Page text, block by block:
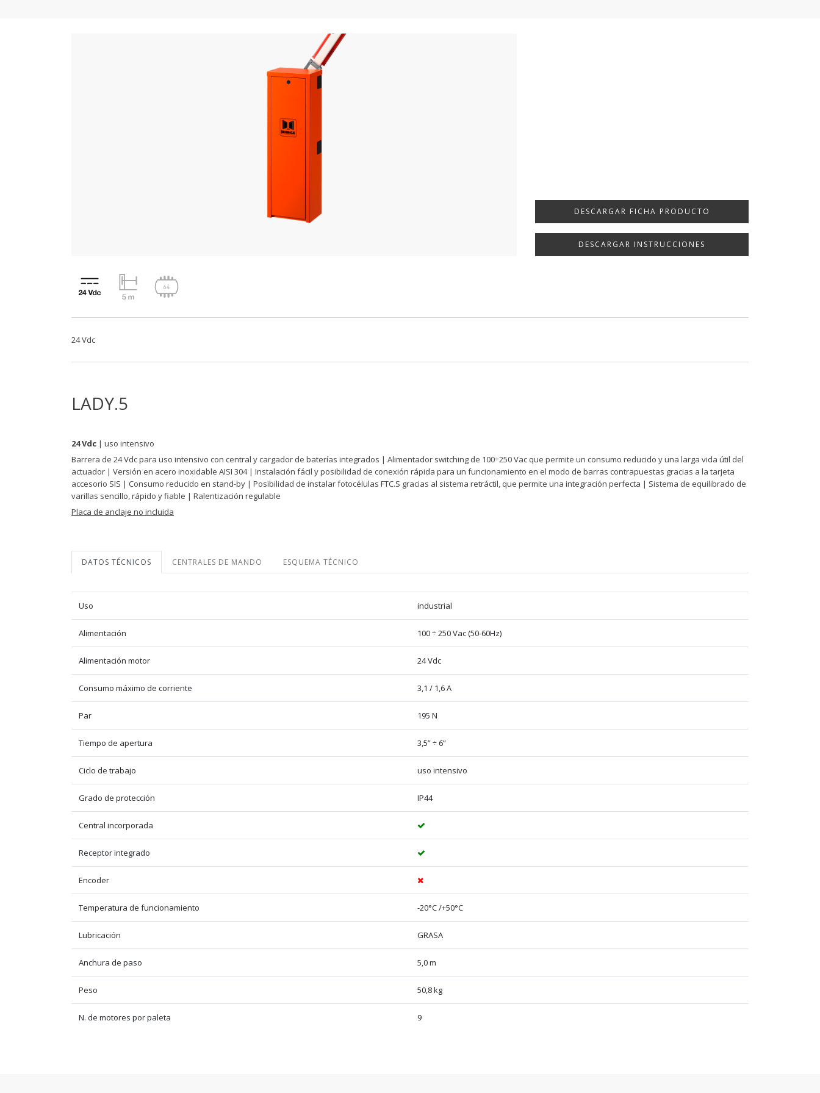
DESCARGAR FICHA PRODUCTO
DESCARGAR INSTRUCCIONES
24 Vdc
LADY.5
24 Vdc | uso intensivo
Barrera de 24 Vdc para uso intensivo con central y cargador de baterías integrados | Alimentador switching de 100÷250 Vac que permite un consumo reducido y una larga vida útil del
actuador | Versión en acero inoxidable AISI 304 | Instalación fácil y posibilidad de conexión rápida para un funcionamiento en el modo de barras contrapuestas gracias a la tarjeta
accesorio SIS | Consumo reducido en stand-by | Posibilidad de instalar fotocélulas FTC.S gracias al sistema retráctil, que permite una integración perfecta | Sistema de equilibrado de
varillas sencillo, rápido y fiable | Ralentización regulable
Placa de anclaje no incluida
DATOS TÉCNICOS CENTRALES DE MANDO ESQUEMA TÉCNICO
Uso industrial
Alimentación 100 ÷ 250 Vac (50-60Hz)
Alimentación motor 24 Vdc
Consumo máximo de corriente 3,1 / 1,6 A
Par 195 N
Tiempo de apertura 3,5” ÷ 6”
Ciclo de trabajo uso intensivo
Grado de protección IP44
Central incorporada
Receptor integrado
Encoder
Temperatura de funcionamiento -20°C /+50°C
Lubricación GRASA
Anchura de paso 5,0 m
Peso 50,8 kg
N. de motores por paleta 9